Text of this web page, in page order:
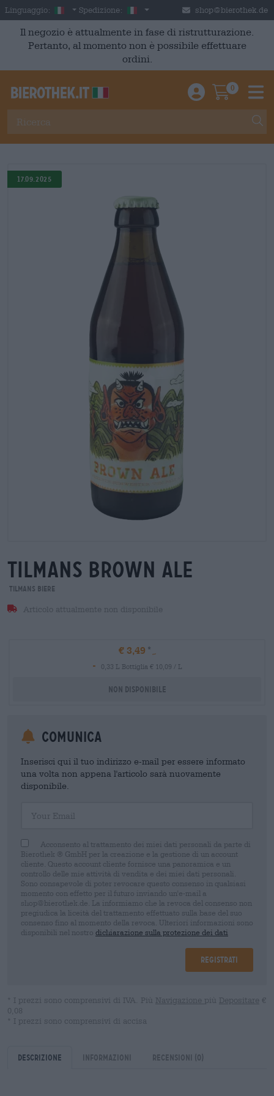
Skip to main content
Linguaggio: Italian
Spedizione: Italia shop@bierothek.de
Il negozio è attualmente in fase di ristrutturazione.
Pertanto, al momento non è possibile effettuare
ordini.
Einloggen /
0
17.09.2025
tilmans brown ale
Tilmans Biere
Articolo attualmente non disponibile
€ 3,49
-
0,33 L Bottiglia € 10,09 / L
Non disponibile
Comunica
Inserisci qui il tuo indirizzo e-mail per essere informato
una volta non appena l'articolo sarà nuovamente
disponibile.
Acconsento al trattamento dei miei dati personali da parte di
Bierothek ® GmbH per la creazione e la gestione di un account
cliente. Questo account cliente fornisce una panoramica e un
controllo delle mie attività di vendita e dei miei dati personali.
Sono consapevole di poter revocare questo consenso in qualsiasi
momento con effetto per il futuro inviando un'e-mail a
shop@bierothek.de. La informiamo che la revoca del consenso non
pregiudica la liceità del trattamento effettuato sulla base del suo
consenso fino al momento della revoca. Ulteriori informazioni sono
disponibili nel nostro dichiarazione sulla protezione dei dati
Registrati
* I prezzi sono comprensivi di IVA. Più Navigazione più Depositare €
0,08
* I prezzi sono comprensivi di accisa
Descrizione Informazioni Recensioni (0)